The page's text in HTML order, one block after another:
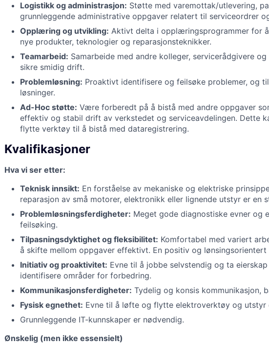
Logistikk og administrasjon: Støtte med varemottak/utlevering,
grunnleggende administrative oppgaver relatert til serviceordrer
Opplæring og utvikling: Aktivt delta i opplæringsprogrammer for
nye produkter, teknologier og reparasjonsteknikker.
Teamarbeid: Samarbeide med andre kolleger, servicerådgivere
sikre smidig drift.
Problemløsning: Proaktivt identifisere og feilsøke problemer, og
løsninger.
Ad-Hoc støtte: Være forberedt på å bistå med andre oppgaver
effektiv og stabil drift av verkstedet og serviceavdelingen. Dette
flytte verktøy til å bistå med dataregistrering.
Kvalifikasjoner
Hva vi ser etter:
Teknisk innsikt: En forståelse av mekaniske og elektriske
reparasjon av små motorer, elektronikk eller lignende utstyr er en
Problemløsningsferdigheter: Meget gode diagnostiske evner og
feilsøking.
Tilpasningsdyktighet og fleksibilitet: Komfortabel med variert
å skifte mellom oppgaver effektivt. En positiv og
Initiativ og proaktivitet: Evne til å jobbe selvstendig og ta
identifisere områder for forbedring.
Kommunikasjonsferdigheter: Tydelig og konsis kommunikasjon,
Fysisk egnethet: Evne til å løfte og flytte elektroverktøy og utstyr
Grunnleggende IT-kunnskaper er nødvendig.
Ønskelig (men ikke essensielt)